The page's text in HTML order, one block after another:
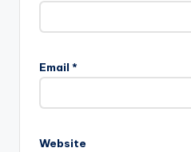
Email *
Website